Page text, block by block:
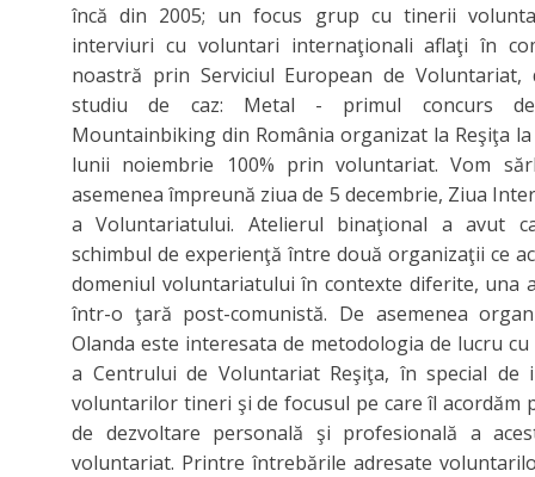
încă din 2005; un focus grup cu tinerii
interviuri cu voluntari internaţionali aflaţi în
noastră prin Serviciul European de
studiu de caz: Metal - primul concurs
Mountainbiking din România organizat la Reşiţa
lunii noiembrie 100% prin voluntariat. Vom
asemenea împreună ziua de 5 decembrie, Ziua
a Voluntariatului. Atelierul binaţional a avut
schimbul de experienţă între două organizaţii ce
domeniul voluntariatului în contexte diferite, una
într-o ţară post-comunistă. De asemenea
Olanda este interesata de metodologia de lucru
a Centrului de Voluntariat Reşiţa, în special de
voluntarilor tineri şi de focusul pe care îl acordăm
de dezvoltare personală şi profesională a
voluntariat. Printre întrebările adresate